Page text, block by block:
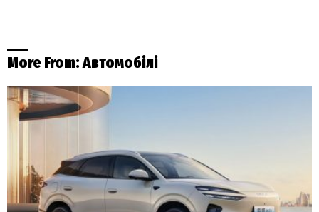
More From:Автомобілі